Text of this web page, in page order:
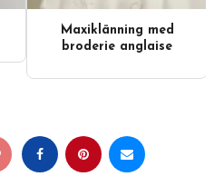
Maxiklänning med
broderie anglaise